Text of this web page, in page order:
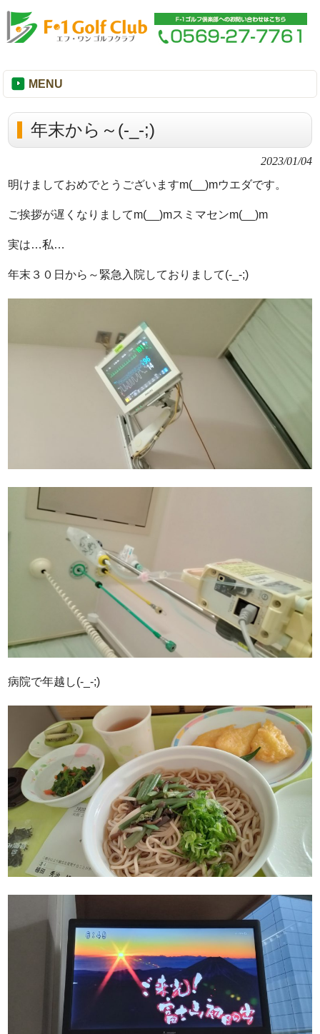
MENU
年末から～(-_-;)
2023/01/04
明けましておめでとうございますm(__)mウエダです。
ご挨拶が遅くなりましてm(__)mスミマセンm(__)m
実は…私…
年末３０日から～緊急入院しておりまして(-_-;)
病院で年越し(-_-;)